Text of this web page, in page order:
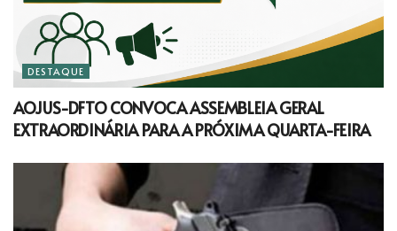
DESTAQUE
AOJUS-DFTO CONVOCA ASSEMBLEIA GERAL
EXTRAORDINÁRIA PARA A PRÓXIMA QUARTA-FEIRA